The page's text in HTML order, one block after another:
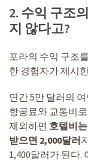
2. 수익 구조
지 않다고?
포라의 수익 구조
한 경험자가 제시
연간 5만 달러의
항공료와 교통비
제외하면 호텔비
받으면 2,000달러
1,400달러가 된다.